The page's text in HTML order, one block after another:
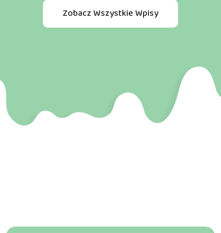
Zobacz Wszystkie Wpisy